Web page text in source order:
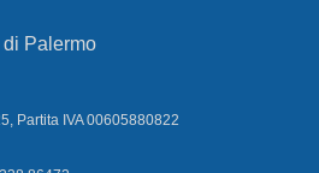
Palermo
Partita IVA 00605880822